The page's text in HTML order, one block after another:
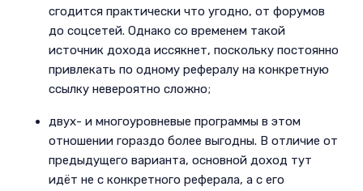
сгодится практически что угодно, от форумов
до соцсетей. Однако со временем такой
источник дохода иссякнет, поскольку постоянно
привлекать по одному рефералу на конкретную
ссылку невероятно сложно;­
двух- и многоуровневые программы в этом
отношении гораздо более выгодны. В отличие от
предыдущего варианта, основной доход тут
идёт не с конкретного реферала, а с его